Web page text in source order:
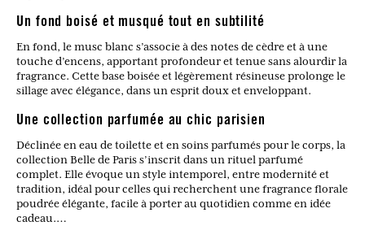
Un fond boisé et musqué tout en subtilité
En fond, le musc blanc s’associe à des notes de cèdre et à une
touche d’encens, apportant profondeur et tenue sans alourdir la
fragrance. Cette base boisée et légèrement résineuse prolonge le
sillage avec élégance, dans un esprit doux et enveloppant.
Une collection parfumée au chic parisien
Déclinée en eau de toilette et en soins parfumés pour le corps, la
collection Belle de Paris s’inscrit dans un rituel parfumé
complet. Elle évoque un style intemporel, entre modernité et
tradition, idéal pour celles qui recherchent une fragrance florale
poudrée élégante, facile à porter au quotidien comme en idée
cadeau.